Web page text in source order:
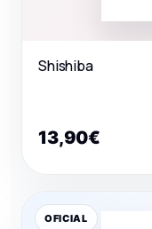
Shishiba
13,90€
OFICIAL